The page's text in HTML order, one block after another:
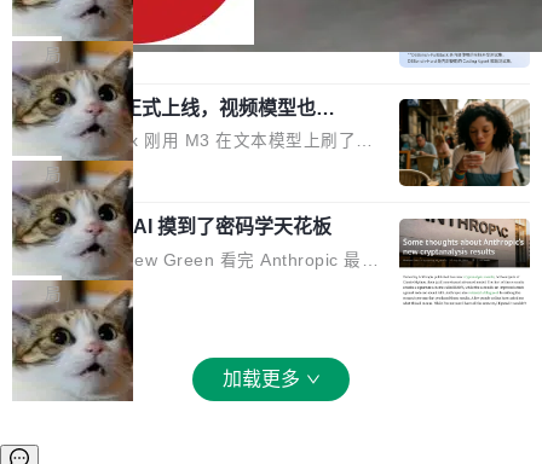
on/soloncode/releases/v2026.8.2
倍速度，2 倍价格，智商不变。 降价的理由不是
市场竞争，不是清库存，是 Sol 自己把自己优化
了。 这事分两步。第一步，OpenAI 把 GPT-5.6
Sol 部署上线。第二步，让 Sol 通过 Codex 自
己去优化自己的推理基础设施。Sol 学了 Triton
和 Gluon 两种 GPU 编程语言，重写了生产环境
的 GPU 内核，找出了哪...
式上线公测
DeepSeek V4 Flash 正式版今天上线了。模型
结构和参数规模没变，还是 MoE 284B、激活 1
3B、100 万 token 上下文——只重新做了后训
练。但改完之后，Agent 能力直接把自家 4 月发
的 Pro Preview 给干了。 九项 Agent 基准测试
全部反超。Terminal Bench 2.1 从 61.8 涨到 8
2.7，DeepSWE 从 7.3 涨到 54.4，DSBench-F
ullStack 从 37.0 涨到 68.7。不说别的，一个 Fl
ash 型号干翻了三个月前代表最高水平的 Pro 预
览版，这件事本身就够说明后训练的威力了。 跟
它一起来的还有两...
局
MiniMax H3 正式上线，视频模型也开
始玩全模态了
上个月 MiniMax 刚用 M3 在文本模型上刷了一
波存在感，今天 H3 来了——一款全模态生成模
型，而且承诺几天内开源权重。 先看能力边界。
H3 接受文本、图像、视频、声音任意组合作为
输入（它叫多模态上下文），输出带原生双声道
音频的视频，最高 15 秒 2K 分辨率。举个例
子：扔进去一段参考视频（取它的希区柯克运
镜）、一张人物图片、一段歌声录音，用自然语
言告诉模型你要什么——H3 自己搞定剩下的。
这个"自己搞定"说起来轻巧，背后的训练范式变
uo 01 和 02），每一代都是按任务拆分的专家
局
Anthropic 的 AI 摸到了密码学天花板
密码学家 Matthew Green 看完 Anthropic 最新
的密码分析成果后，写了篇博客。标题很克制：
「一些想法」，但内容不克制。 先说 Anthropic
做了什么。他们让未发布的 Claude Mythos 模
型去跑密码分析，出了两个结果：一个攻击了后
量子签名方案 HAWK，另一个是对缩减轮次 AE
局
加载更多